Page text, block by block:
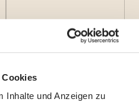
Cookies
Inhalte und Anzeigen zu